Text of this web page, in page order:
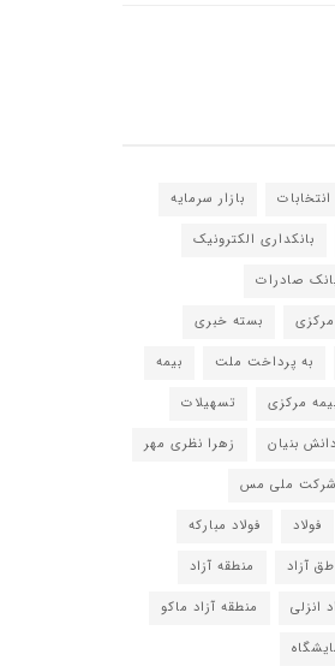
انتخابات
بازار سرمایه
بانکداری الکترونیک
صادرات
بسته خبری
به پرداخت ملت
بیمه
مرکزی
تسهیلات
دانش بنیان
زهرا نظری مهر
شرکت ملی مس
فولاد
فولاد مبارکه
آزاد
منطقه آزاد
انزلی
منطقه آزاد ماکو